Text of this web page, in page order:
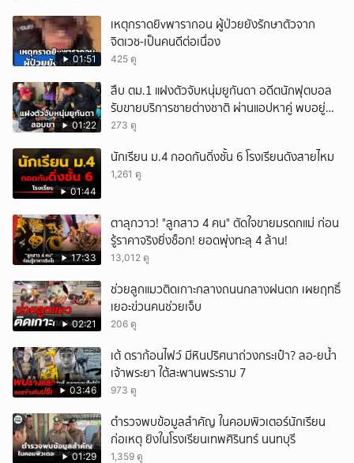
01:51
เหตุกราดยิvพารากอน ผู้ป่วยยังรักษาตัวจาก
จิตเวช-เป็นคนดีต่อเนื่อง
425 ดู
01:22
สืบ ตม.1 แฝงตัวจับหนุ่มยูกันดา อดีตนักฟุตบอล
รับขายบริการชายต่างชาติ ผ่านแอปหาคู่ พบอยู่
เกินกำหนดอนุญาต
273 ดู
01:44
นักเรียน ม.4 กอดกันดิ่งชั้น 6 โรงเรียนดังสายไหม
1,261 ดู
17:33
ตาลุกวาว! "ลูกสาว 4 คน" ตัดใจขายมรดกแม่ ก่อน
รู้ราคาจริงยิ่งช็อก! ยอดพุ่งทะลุ 4 ล้าน!
13,012 ดู
02:21
ช่วยลูกแมวติดเกาะกลางถนนกลางฝนตก เผยฤทธิ์
เยอะข่วนคนช่วยเจ็บ
206 ดู
03:46
เต้ ดราก้อนไฟว์ มีหินปริศนาถ่วงกระเป๋า? ลอ-ยน้ำ
เจ้าพระยา ใต้สะพานพระราม 7
973 ดู
01:29
ตำรวจพบข้อมูลสำคัญ ในคอมพิวเตอร์นักเรียน
ก่อเหตุ ยิงในโรงเรียนเทพศิรินทร์ นนทบุรี
1,359 ดู